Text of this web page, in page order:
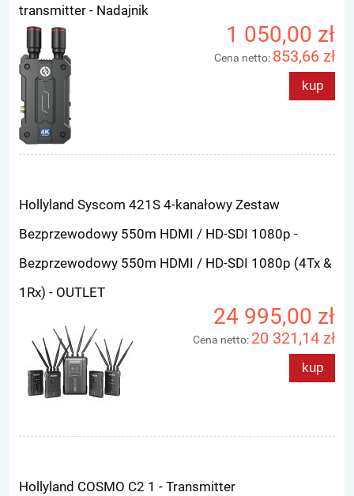
transmitter - Nadajnik
1 050,00 zł
Cena netto: 853,66 zł
kup
Hollyland Syscom 421S 4-kanałowy Zestaw
Bezprzewodowy 550m HDMI / HD-SDI 1080p -
Bezprzewodowy 550m HDMI / HD-SDI 1080p (4Tx &
1Rx) - OUTLET
24 995,00 zł
Cena netto: 20 321,14 zł
kup
Hollyland COSMO C2 1 - Transmitter